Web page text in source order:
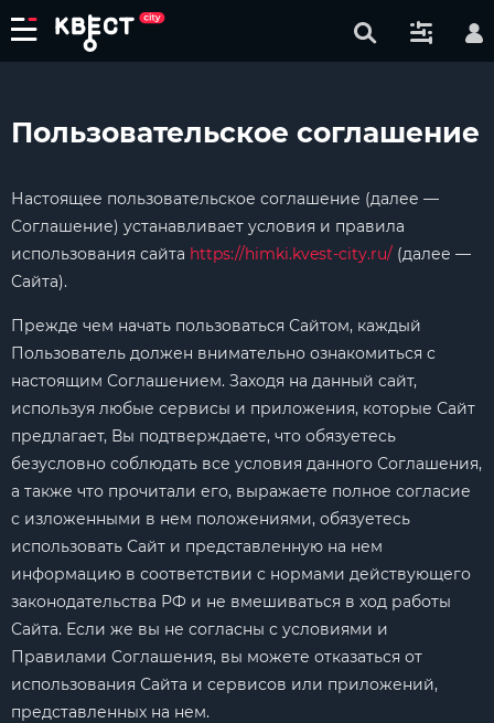
Пользовательское соглашение
Настоящее пользовательское соглашение (далее —
Соглашение) устанавливает условия и правила
использования сайта https://himki.kvest-city.ru/ (далее —
Сайта).
Прежде чем начать пользоваться Сайтом, каждый
Пользователь должен внимательно ознакомиться с
настоящим Соглашением. Заходя на данный сайт,
используя любые сервисы и приложения, которые Сайт
предлагает, Вы подтверждаете, что обязуетесь
безусловно соблюдать все условия данного Соглашения,
а также что прочитали его, выражаете полное согласие
с изложенными в нем положениями, обязуетесь
использовать Сайт и представленную на нем
информацию в соответствии с нормами действующего
законодательства РФ и не вмешиваться в ход работы
Сайта. Если же вы не согласны с условиями и
Правилами Соглашения, вы можете отказаться от
использования Сайта и сервисов или приложений,
представленных на нем.